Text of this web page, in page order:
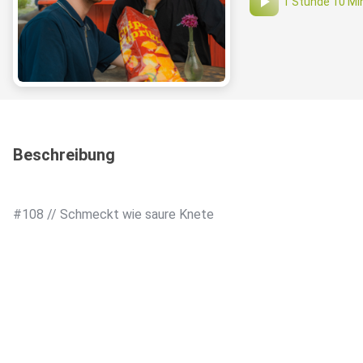
Beschreibung
#108 // Schmeckt wie saure Knete